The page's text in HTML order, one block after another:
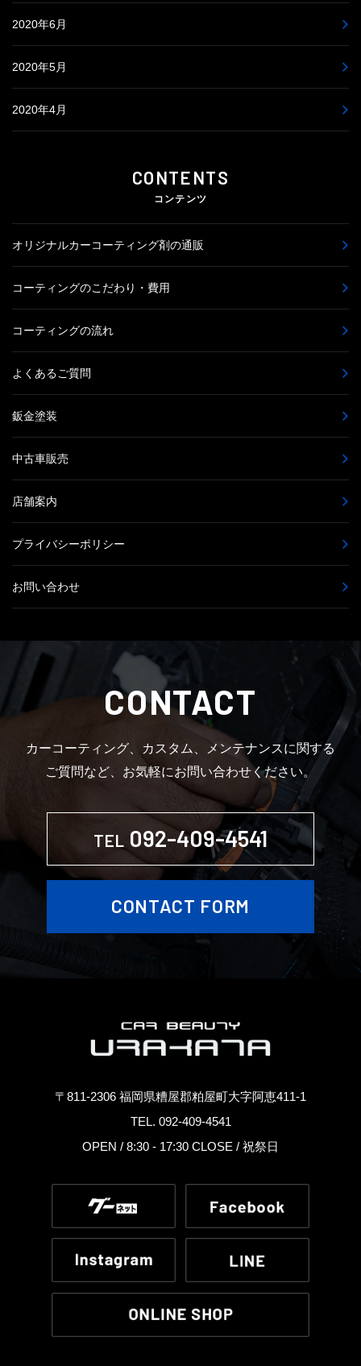
2020年6月
2020年5月
2020年4月
CONTENTS
コンテンツ
オリジナルカーコーティング剤の通販
コーティングのこだわり・費用
コーティングの流れ
よくあるご質問
鈑金塗装
中古車販売
店舗案内
プライバシーポリシー
お問い合わせ
CONTACT
カーコーティング、カスタム、メンテナンスに関する
ご質問など、お気軽にお問い合わせください。
TEL 092-409-4541
CONTACT FORM
〒811-2306 福岡県糟屋郡粕屋町大字阿恵411-1
TEL. 092-409-4541
OPEN / 8:30 - 17:30 CLOSE / 祝祭日